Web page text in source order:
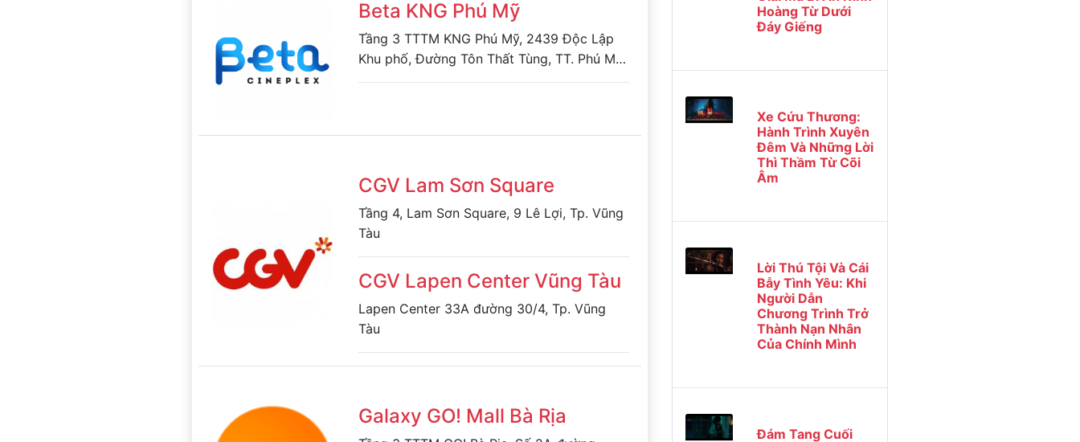
Beta KNG Phú Mỹ
Tầng 3 TTTM KNG Phú Mỹ, 2439 Độc Lập
Khu phố, Đường Tôn Thất Tùng, TT. Phú Mỹ,
Tân Thành, Bà Rịa - Vũng Tàu
CGV Lam Sơn Square
Tầng 4, Lam Sơn Square, 9 Lê Lợi, Tp. Vũng
Tàu
CGV Lapen Center Vũng Tàu
Lapen Center 33A đường 30/4, Tp. Vũng
Tàu
Galaxy GO! Mall Bà Rịa
Hoàng Từ Dưới
Đáy Giếng
Xe Cứu Thương:
Hành Trình Xuyên
Đêm Và Những Lời
Thì Thầm Từ Cõi
Âm
Lời Thú Tội Và Cái
Bẫy Tình Yêu: Khi
Người Dẫn
Chương Trình Trở
Thành Nạn Nhân
Của Chính Mình
Đám Tang Cuối